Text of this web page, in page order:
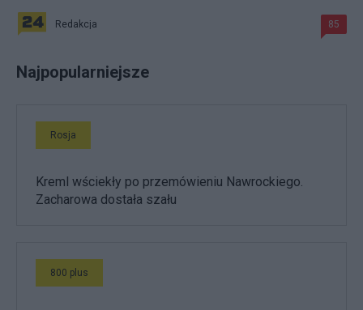
Redakcja 85
Najpopularniejsze
Rosja
Kreml wściekły po przemówieniu Nawrockiego.
Zacharowa dostała szału
800 plus